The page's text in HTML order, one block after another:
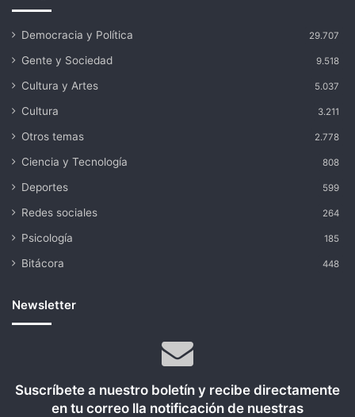
Democracia y Política 29.707
Gente y Sociedad 9.518
Cultura y Artes 5.037
Cultura 3.211
Otros temas 2.778
Ciencia y Tecnología 808
Deportes 599
Redes sociales 264
Psicología 185
Bitácora 448
Newsletter
Suscríbete a nuestro boletín y recibe directamente
en tu correo lla notificación de nuestras